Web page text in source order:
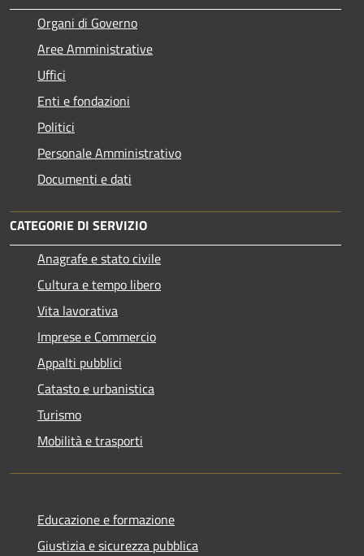
Organi di Governo
Aree Amministrative
Uffici
Enti e fondazioni
Politici
Personale Amministrativo
Documenti e dati
CATEGORIE DI SERVIZIO
Anagrafe e stato civile
Cultura e tempo libero
Vita lavorativa
Imprese e Commercio
Appalti pubblici
Catasto e urbanistica
Turismo
Mobilità e trasporti
Educazione e formazione
Giustizia e sicurezza pubblica